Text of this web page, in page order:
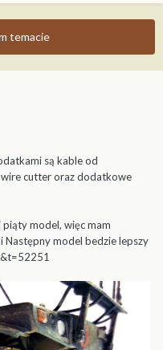
temacie
są kable od
wire cutter oraz dodatkowe
piąty model, więc mam
Następny model bedzie lepszy